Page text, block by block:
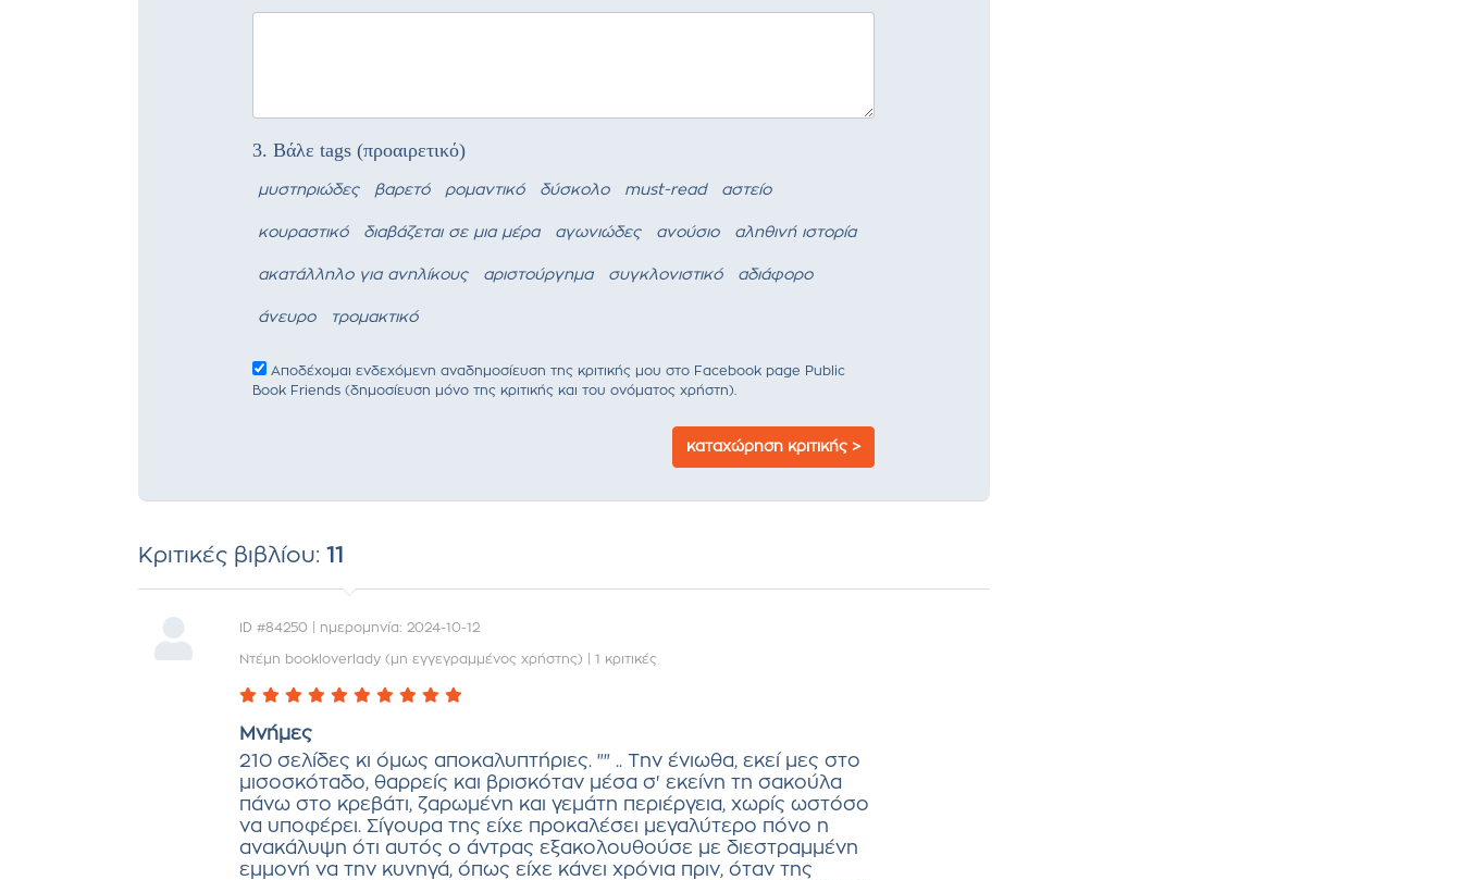
3. Βάλε tags (προαιρετικό)
μυστηριώδες βαρετό ρομαντικό δύσκολο must-read αστείο
κουραστικό διαβάζεται σε μια μέρα αγωνιώδες ανούσιο αληθινή ιστορία
ακατάλληλο για ανηλίκους αριστούργημα συγκλονιστικό αδιάφορο
άνευρο τρομακτικό
Αποδέχομαι ενδεχόμενη αναδημοσίευση της κριτικής μου στο Facebook page Public
Book Friends (δημοσίευση μόνο της κριτικής και του ονόματος χρήστη).
καταχώρηση κριτικής >
Κριτικές βιβλίου: 11
ID #84250 | ημερομηνία: 2024-10-12
Ντέμη bookloverlady (μη εγγεγραμμένος χρήστης) 1 κριτικές
Μνήμες
210 σελίδες κι όμως αποκαλυπτήριες. "" .. Την ένιωθα, εκεί μες στο
μισοσκόταδο, θαρρείς και βρισκόταν μέσα σ' εκείνη τη σακούλα
πάνω στο κρεβάτι, ζαρωμένη και γεμάτη περιέργεια, χωρίς ωστόσο
να υποφέρει. Σίγουρα της είχε προκαλέσει μεγαλύτερο πόνο η
ανακάλυψη ότι αυτός ο άντρας εξακολουθούσε με διεστραμμένη
εμμονή να την κυνηγά, όπως είχε κάνει χρόνια πριν, όταν της